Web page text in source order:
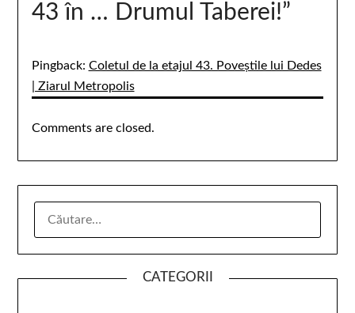
43 în … Drumul Taberei!”
Pingback: Coletul de la etajul 43. Poveștile lui Dedes
| Ziarul Metropolis
Comments are closed.
CATEGORII